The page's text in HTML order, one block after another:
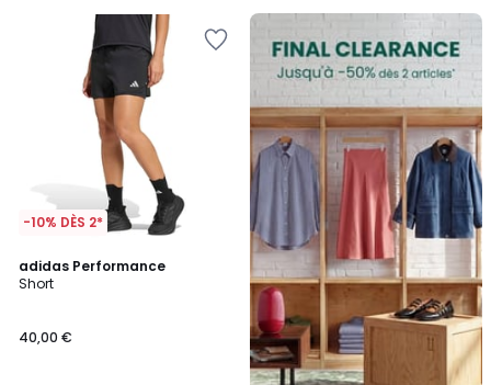
-10% DÈS 2*
adidas Performance
Short
40,00 €
5
/
FINAL
CLEARANCE